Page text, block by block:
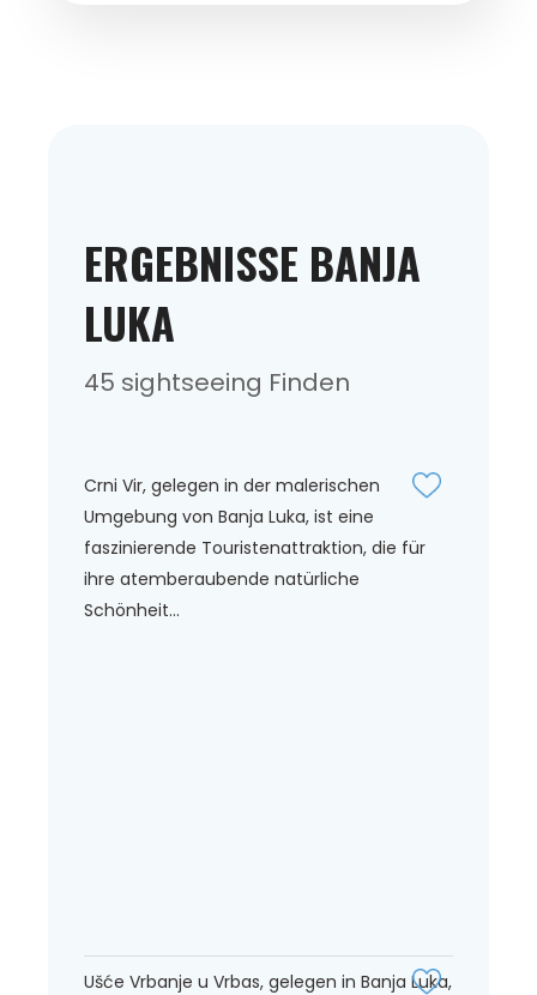
ERGEBNISSE BANJA
LUKA
45 sightseeing Finden
Crni Vir, gelegen in der malerischen
Umgebung von Banja Luka, ist eine
faszinierende Touristenattraktion, die für
ihre atemberaubende natürliche
Schönheit...
Ušće Vrbanje u Vrbas, gelegen in Banja Luka,